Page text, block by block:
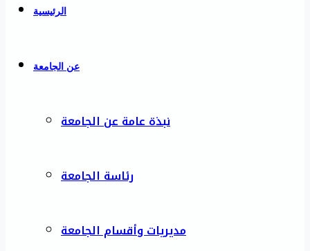
الرئيسية
عن الجامعة
نبذة عامة عن الجامعة
رئاسة الجامعة
مديريات وأقسام الجامعة